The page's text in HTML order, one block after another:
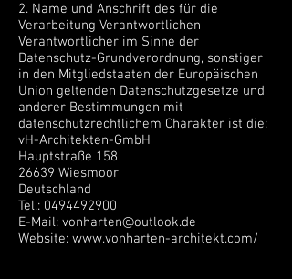
2. Name und Anschrift des für die
Verarbeitung Verantwortlichen
Verantwortlicher im Sinne der
Datenschutz-Grundverordnung, sonstiger
in den Mitgliedstaaten der Europäischen
Union geltenden Datenschutzgesetze und
anderer Bestimmungen mit
datenschutzrechtlichem Charakter ist die:
vH-Architekten-GmbH
Hauptstraße 158
26639 Wiesmoor
Deutschland
Tel.: 0494492900
E-Mail: vonharten@outlook.de
Website: www.vonharten-architekt.com/